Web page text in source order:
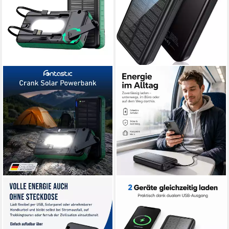
FONTASTIC
Crank Solar Powerbank
10000mAh Kurbel USB-C
Outdoor Solar Powerbank
GOLDSTERN-TECH
SunPower Solar Powerbank
Outdoor Powerbank
Solarladegerät 30000 mAh, 2